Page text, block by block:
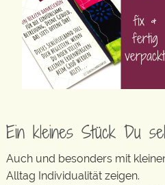
Ein kleines Stück Du
Auch und besonders mit
Alltag Individualität zeigen.